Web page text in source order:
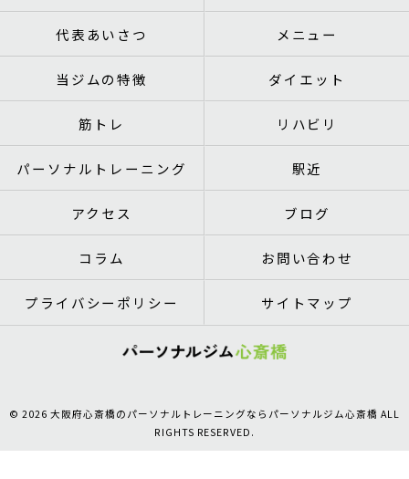
代表あいさつ メニュー
当ジムの特徴 ダイエット
筋トレ リハビリ
パーソナルトレーニング 駅近
アクセス ブログ
コラム お問い合わせ
プライバシーポリシー サイトマップ
© 2026 大阪府心斎橋のパーソナルトレーニングならパーソナルジム心斎橋 ALL
RIGHTS RESERVED.